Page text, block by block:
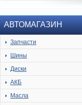
АВТОМАГАЗИН
Запчасти
Шины
Диски
АКБ
Масла